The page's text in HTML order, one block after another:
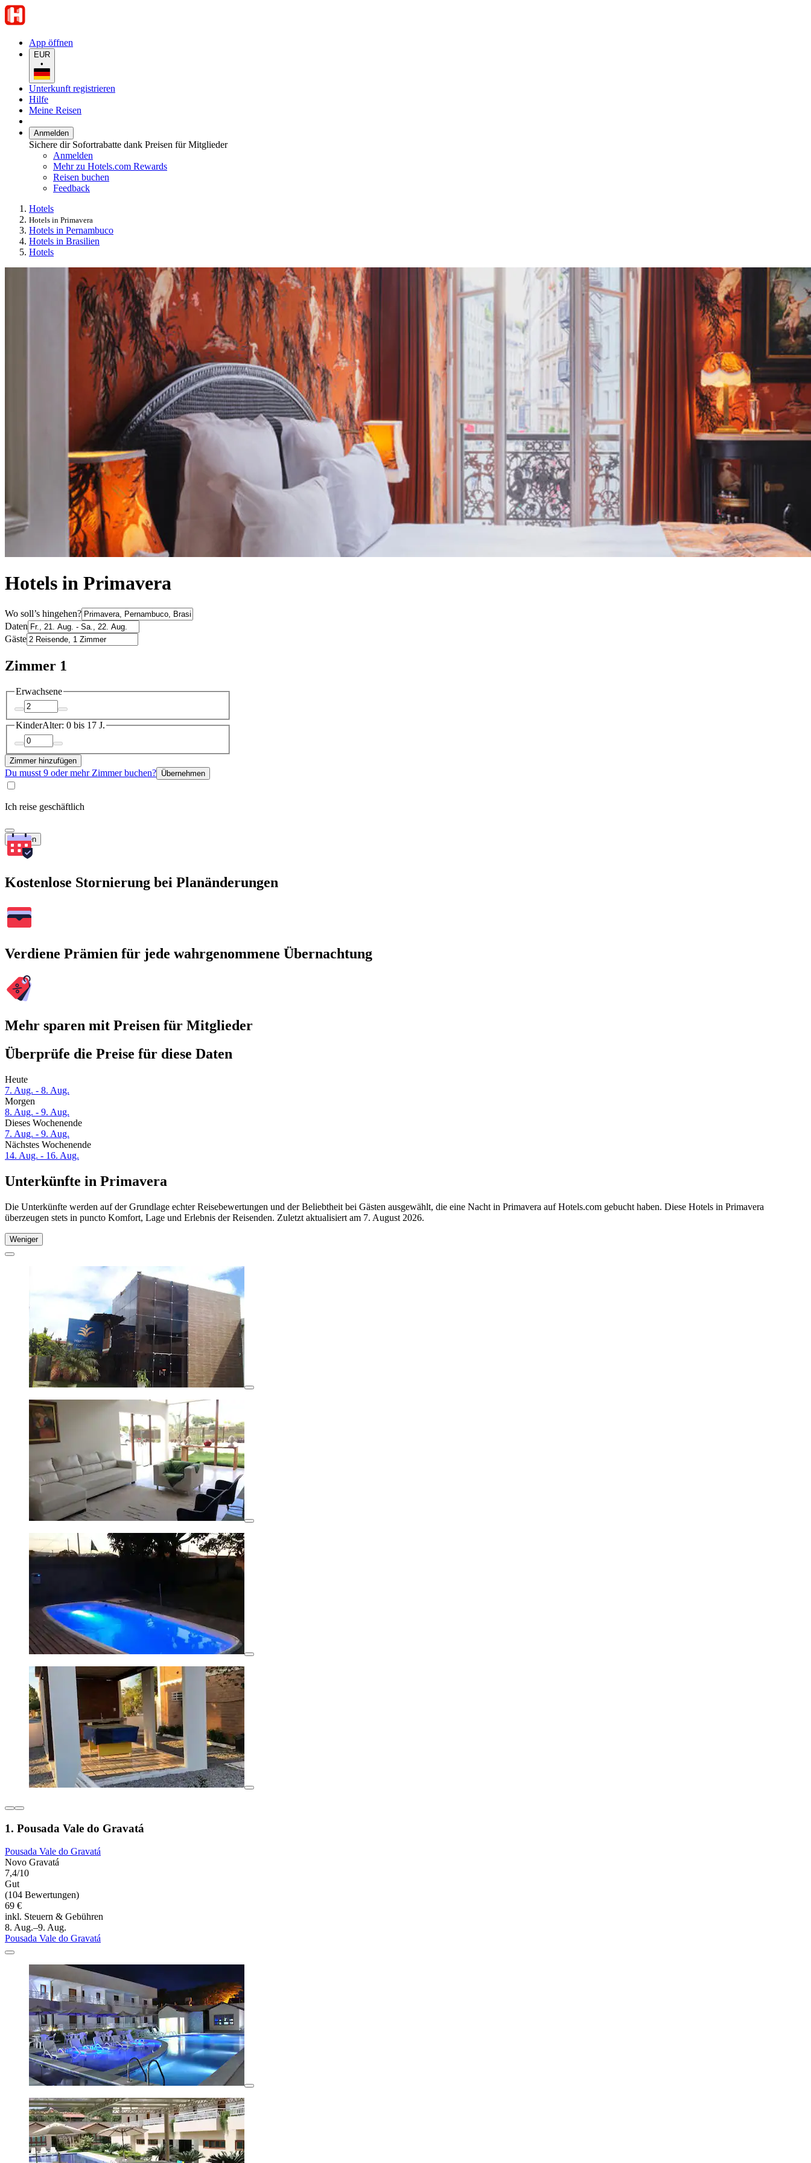
App öffnen
EUR
•
Unterkunft registrieren
Hilfe
Meine Reisen
Anmelden
Sichere dir Sofortrabatte dank Preisen für Mitglieder
Anmelden
Mehr zu Hotels.com Rewards
Reisen buchen
Feedback
Hotels
Hotels in Primavera
Hotels in Pernambuco
Hotels in Brasilien
Hotels
Hotels in Primavera
Wo soll’s hingehen?
Daten
Gäste
Zimmer 1
Erwachsene
KinderAlter: 0 bis 17 J.
Zimmer hinzufügen
Du musst 9 oder mehr Zimmer buchen? Übernehmen
Ich reise geschäftlich
Suchen
Kostenlose Stornierung bei Planänderungen
Verdiene Prämien für jede wahrgenommene Übernachtung
Mehr sparen mit Preisen für Mitglieder
Überprüfe die Preise für diese Daten
Heute
7. Aug. - 8. Aug.
Morgen
8. Aug. - 9. Aug.
Dieses Wochenende
7. Aug. - 9. Aug.
Nächstes Wochenende
14. Aug. - 16. Aug.
Unterkünfte in Primavera
Die Unterkünfte werden auf der Grundlage echter Reisebewertungen und der Beliebtheit bei Gästen ausgewählt, die eine Nacht in Primavera auf Hotels.com gebucht haben. Diese Hotels in Primavera
überzeugen stets in puncto Komfort, Lage und Erlebnis der Reisenden. Zuletzt aktualisiert am 7. August 2026.
Weniger
1. Pousada Vale do Gravatá
Pousada Vale do Gravatá
Novo Gravatá
7,4/10
Gut
(104 Bewertungen)
69 €
inkl. Steuern & Gebühren
8. Aug.–9. Aug.
Pousada Vale do Gravatá